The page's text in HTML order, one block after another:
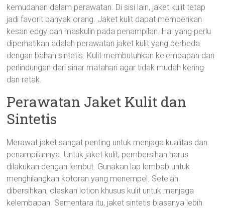
kemudahan dalam perawatan. Di sisi lain, jaket kulit tetap
jadi favorit banyak orang. Jaket kulit dapat memberikan
kesan edgy dan maskulin pada penampilan. Hal yang perlu
diperhatikan adalah perawatan jaket kulit yang berbeda
dengan bahan sintetis. Kulit membutuhkan kelembapan dan
perlindungan dari sinar matahari agar tidak mudah kering
dan retak.
Perawatan Jaket Kulit dan
Sintetis
Merawat jaket sangat penting untuk menjaga kualitas dan
penampilannya. Untuk jaket kulit, pembersihan harus
dilakukan dengan lembut. Gunakan lap lembab untuk
menghilangkan kotoran yang menempel. Setelah
dibersihkan, oleskan lotion khusus kulit untuk menjaga
kelembapan. Sementara itu, jaket sintetis biasanya lebih